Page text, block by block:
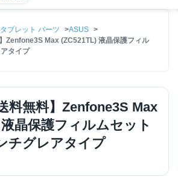
ブレット パーツ
ASUS
Zenfone3S Max (ZC521TL) 液晶保護フィル
タイプ
料無料】Zenfone3S Max
晶保護フィルムセット
チグレアタイプ